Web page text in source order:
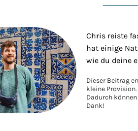
Chris reiste
hat einige
wie du deine
Dieser Beitrag
kleine
Dadurch
Dank!